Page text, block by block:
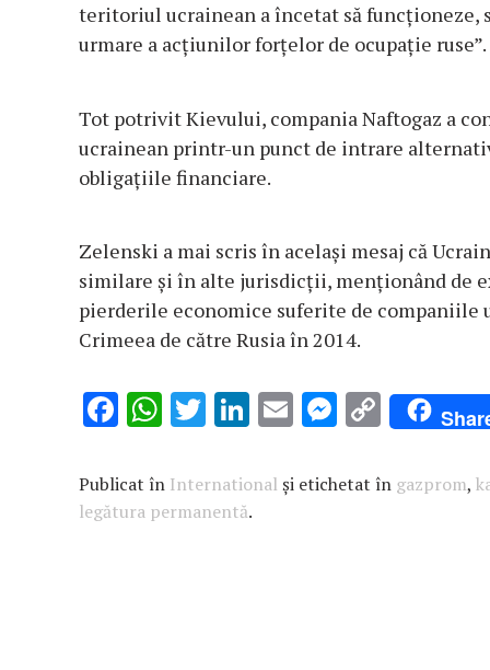
teritoriul ucrainean a încetat să funcţioneze,
urmare a acţiunilor forţelor de ocupaţie ruse”.
Tot potrivit Kievului, compania Naftogaz a
ucrainean printr-un punct de intrare
obligaţiile financiare.
Zelenski a mai scris în acelaşi mesaj că
similare şi în alte jurisdicţii, menţionând de
pierderile economice suferite de companiile
Crimeea de către Rusia în 2014.
F
e
b
W
at
s
T
it
te
Li
k
e
E
ai
M
se
C
o
p
Publicat în International și etichetat în gazprom,
legătura permanentă.